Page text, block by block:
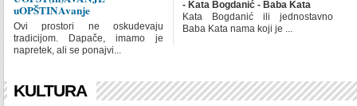
KOMENTARI
uOPŠTINAvanje
Ovi prostori ne oskudevaju
tradicijom. Dapače, imamo je
napretek, ali se ponajvi...
- Kata Bogdanić - Baba Kata
Kata Bogdanić ili jednostavno
Baba Kata nama koji je ...
KULTURA